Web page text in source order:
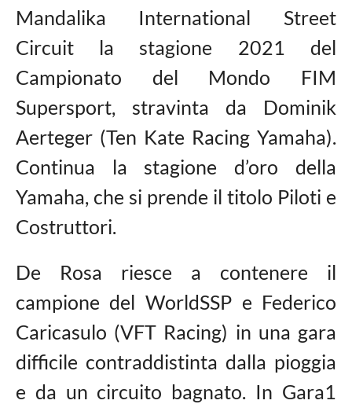
Mandalika International Street
Circuit la stagione 2021 del
Campionato del Mondo FIM
Supersport, stravinta da Dominik
Aerteger (Ten Kate Racing Yamaha).
Continua la stagione d’oro della
Yamaha, che si prende il titolo Piloti e
Costruttori.
De Rosa riesce a contenere il
campione del WorldSSP e Federico
Caricasulo (VFT Racing) in una gara
difficile contraddistinta dalla pioggia
e da un circuito bagnato. In Gara1